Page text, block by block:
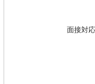
面接対